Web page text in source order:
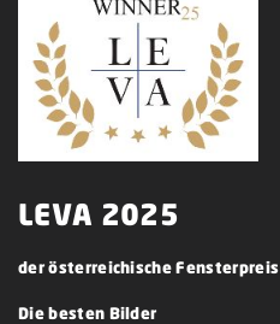
LEVA 2025
der österreichische Fensterpreis
Die besten Bilder